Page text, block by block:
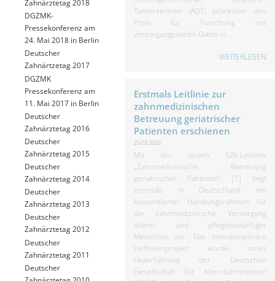
Zahnärztetag 2018
DGZMK-
Pressekonferenz am
24. Mai 2018 in Berlin
Deutscher
Zahnärtzetag 2017
DGZMK
Pressekonferenz am
11. Mai 2017 in Berlin
Deutscher
Zahnärztetag 2016
Deutscher
Zahnärztetag 2015
Deutscher
Zahnärztetag 2014
Deutscher
Zahnärztetag 2013
Deutscher
Zahnärztetag 2012
Deutscher
Zahnärztetag 2011
Deutscher
Tumorzentren (ADT) schreiben den
Preis für Forschung mit
versorgungsnahen Daten in...
WEITERLESEN
Erstmals Leitlinie zur
zahnmedizinischen
Betreuung geriatrischer
Patienten erschienen
25.03.2026
Mit der neuen S2k-Leitlinie
„Zahnmedizinische Betreuung
geriatrischer Patienten“ [1] liegt
erstmals in Deutschland ein
konsentierter Handlungsrahmen für
die zahnmedizinische Versorgung
älterer und pflegebedürftiger
Menschen vor. Das interdisziplinäre
Leitlinienprojekt wurde unter
Federführung der Deutschen
Gesellschaft für Alterszahnmedizin